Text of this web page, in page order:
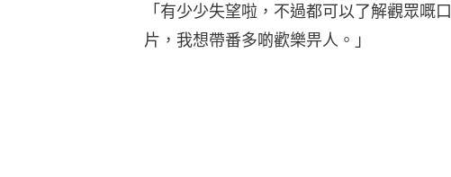
「有少少失望啦，不過都可以了解觀眾嘅
片，我想帶番多啲歡樂畀人。」